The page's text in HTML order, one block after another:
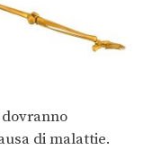
di malattie.